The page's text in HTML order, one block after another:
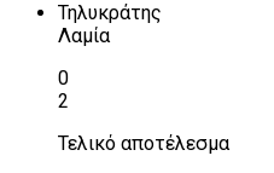
Τηλυκράτης
Λαμία
0
2
Τελικό αποτέλεσμα